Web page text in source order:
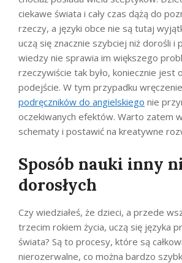
ciekawe świata i cały czas dążą do
rzeczy, a języki obce nie są tutaj
uczą się znacznie szybciej niż dorośli i
wiedzy nie sprawia im większego
rzeczywiście tak było, koniecznie jest
podejście. W tym przypadku
podręczników do angielskiego nie
oczekiwanych efektów. Warto zatem
schematy i postawić na kreatywne
Sposób nauki inny
dorosłych
Czy wiedziałeś, że dzieci, a przede
trzecim rokiem życia, uczą się języka
świata? Są to procesy, które są
nierozerwalne, co można bardzo